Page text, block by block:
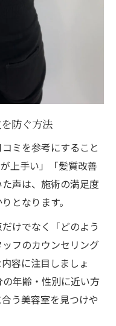
防ぐ方法
ミを参考にすること
上手い」「髪質改善
声は、施術の満足度
となります。
けでなく「どのよう
フのカウンセリング
容に注目しましょ
年齢・性別に近い方
う美容室を見つけや